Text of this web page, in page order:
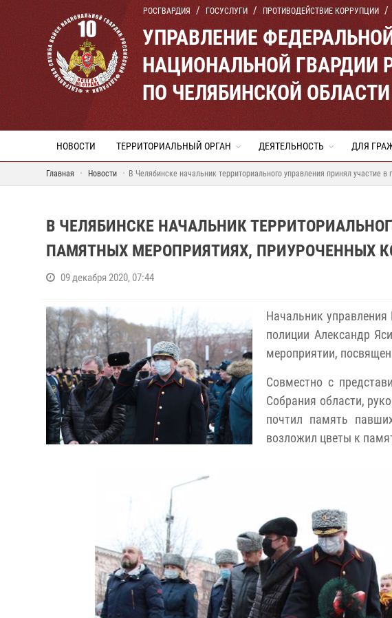
РОСГВАРДИЯ ГОСУСЛУГИ ПРОТИВОДЕЙСТВИЕ КОРРУПЦИИ
УПРАВЛЕНИЕ
НАЦИОНАЛЬНОЙ ГВАРДИИ
ПО ЧЕЛЯБИНСКОЙ ОБЛАСТИ
НОВОСТИ ТЕРРИТОРИАЛЬНЫЙ ОРГАН ДЕЯТЕЛЬНОСТЬ ДЛЯ
Главная Новости В Челябинске начальник территориального управления принял участие
В ЧЕЛЯБИНСКЕ НАЧАЛЬНИК
ПАМЯТНЫХ МЕРОПРИЯТИЯХ, ПРИУРОЧЕННЫХ
09 декабря 2020, 07:44
Начальник
полиции Александр
мероприятии,
Совместно с
Собрания области,
почтил память
возложил цветы к